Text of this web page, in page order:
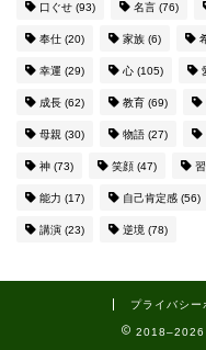
口ぐせ (93) 名言 (76)
奉仕 (20) 家族 (6)
幸運 (29) 心 (105)
成長 (62) 教育 (69)
母親 (30) 物語 (27)
神 (73) 笑顔 (47)
能力 (17) 自己肯定感 (56)
講演 (23) 逆境 (78)
プライバシー
2018–2026